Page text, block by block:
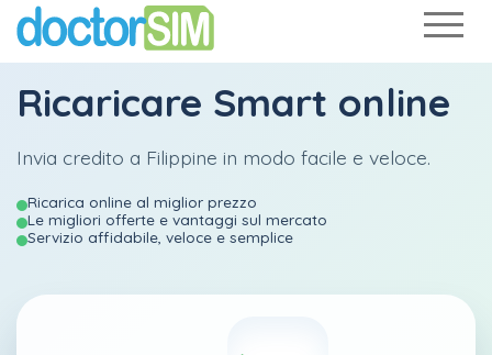
Ricaricare Smart online
Invia credito a Filippine in modo facile e veloce.
Ricarica online al miglior prezzo
Le migliori offerte e vantaggi sul mercato
Servizio affidabile, veloce e semplice